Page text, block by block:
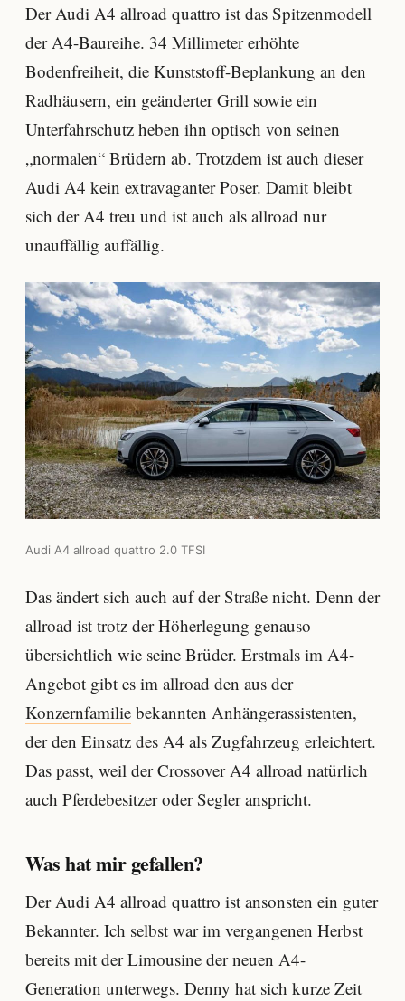
Der Audi A4 allroad quattro ist das Spitzenmodell
der A4-Baureihe. 34 Millimeter erhöhte
Bodenfreiheit, die Kunststoff-Beplankung an den
Radhäusern, ein geänderter Grill sowie ein
Unterfahrschutz heben ihn optisch von seinen
„normalen“ Brüdern ab. Trotzdem ist auch dieser
Audi A4 kein extravaganter Poser. Damit bleibt
sich der A4 treu und ist auch als allroad nur
unauffällig auffällig.
Audi A4 allroad quattro 2.0 TFSI
Das ändert sich auch auf der Straße nicht. Denn der
allroad ist trotz der Höherlegung genauso
übersichtlich wie seine Brüder. Erstmals im A4-
Angebot gibt es im allroad den aus der
Konzernfamilie bekannten Anhängerassistenten,
der den Einsatz des A4 als Zugfahrzeug erleichtert.
Das passt, weil der Crossover A4 allroad natürlich
auch Pferdebesitzer oder Segler anspricht.
Was hat mir gefallen?
Der Audi A4 allroad quattro ist ansonsten ein guter
Bekannter. Ich selbst war im vergangenen Herbst
bereits mit der Limousine der neuen A4-
Generation unterwegs. Denny hat sich kurze Zeit